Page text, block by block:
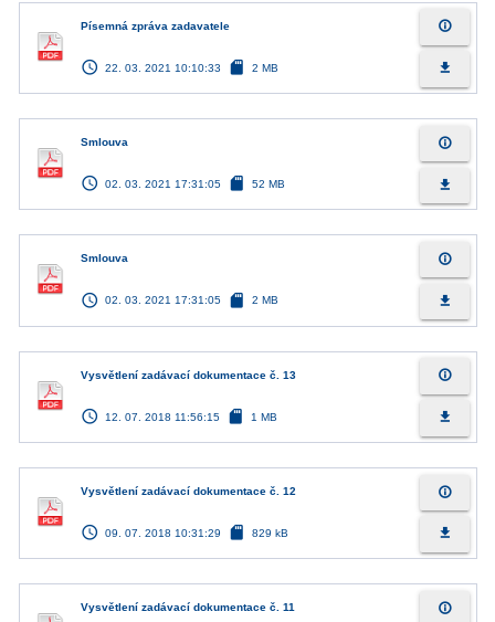
Písemná zpráva zadavatele
access_time 22. 03. 2021 10:10:33 sd_card 2 MB
info_outline
file_download
Smlouva
access_time 02. 03. 2021 17:31:05 sd_card 52 MB
info_outline
file_download
Smlouva
access_time 02. 03. 2021 17:31:05 sd_card 2 MB
info_outline
file_download
Vysvětlení zadávací dokumentace č. 13
access_time 12. 07. 2018 11:56:15 sd_card 1 MB
info_outline
file_download
Vysvětlení zadávací dokumentace č. 12
access_time 09. 07. 2018 10:31:29 sd_card 829 kB
info_outline
file_download
Vysvětlení zadávací dokumentace č. 11 info_outline